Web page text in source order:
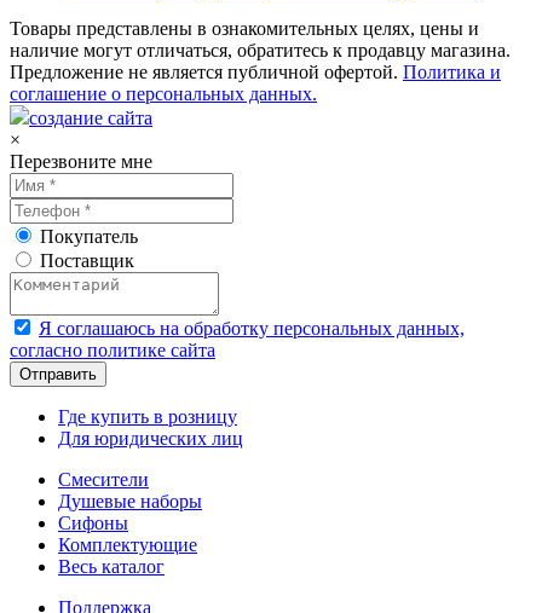
Товары представлены в ознакомительных целях, цены и
наличие могут отличаться, обратитесь к продавцу магазина.
Предложение не является публичной офертой. Политика и
соглашение о персональных данных.
создание сайта
×
Перезвоните мне
Покупатель
Поставщик
Я соглашаюсь на обработку персональных данных,
согласно политике сайта
Где купить в розницу
Для юридических лиц
Смесители
Душевые наборы
Сифоны
Комплектующие
Весь каталог
Поддержка